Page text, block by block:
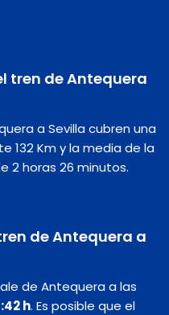
tren de Antequera
a Sevilla cubren una
132 Km y la media de la
2 horas 26 minutos.
de Antequera a
de Antequera a las
h. Es posible que el